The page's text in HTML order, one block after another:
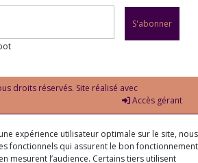
S'abonner
droits réservés. Site réalisé avec
Accès gérant
expérience utilisateur optimale sur le site, nous
fonctionnels qui assurent le bon fonctionnement
mesurent l’audience. Certains tiers utilisent